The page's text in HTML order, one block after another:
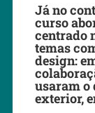
Já no
curso
centrado
temas
design:
usaram
exterior,